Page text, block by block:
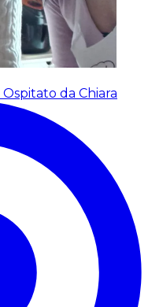
Ospitato da Chiara